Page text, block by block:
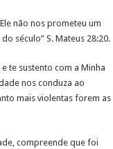
não nos prometeu um
século” S. Mateus 28:20.
te sustento com a Minha
nos conduza ao
mais violentas forem as
compreende que foi